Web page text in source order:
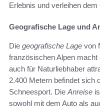
Erlebnis und verleihen
Geografische Lage und
Die geografische Lage von
französischen Alpen
auch für Naturliebhaber
2.400 Metern befindet sich
Schneesport. Die Anreise
sowohl mit dem Auto als